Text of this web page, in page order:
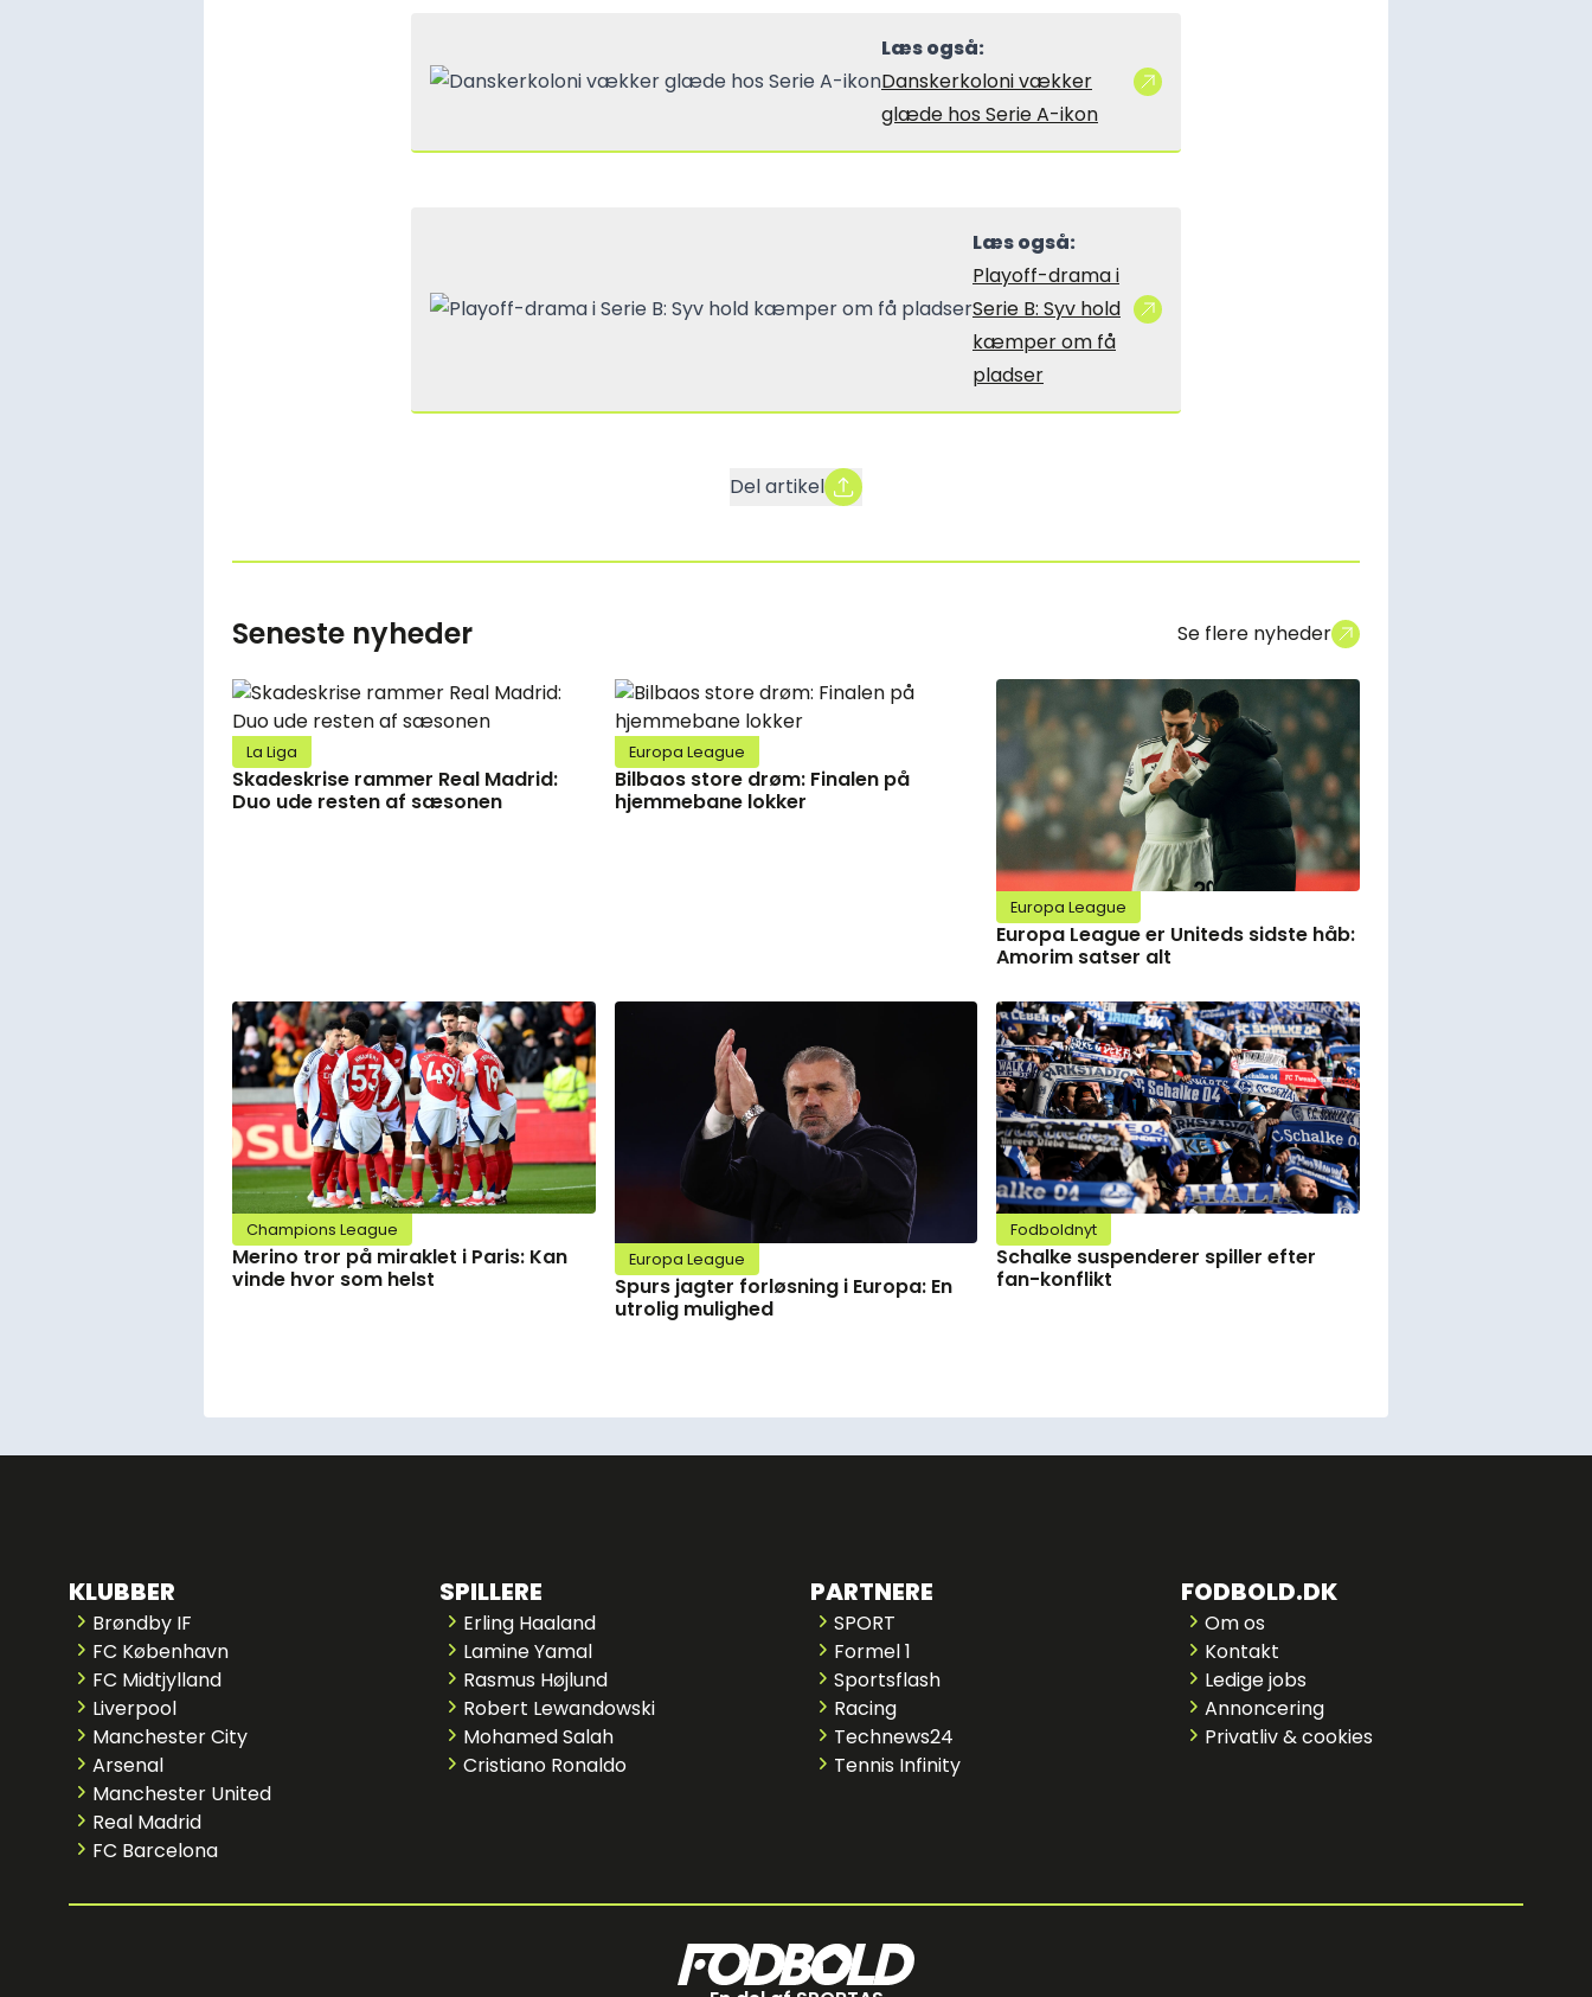
Læs også:
Danskerkoloni vækker
glæde hos Serie A-ikon
Læs også:
Playoff-drama i
Serie B: Syv hold
kæmper om få
pladser
Del artikel
Seneste nyheder Se flere nyheder
La Liga
Skadeskrise rammer Real Madrid:
Duo ude resten af sæsonen
Europa League
Bilbaos store drøm: Finalen på
hjemmebane lokker
Europa League
Europa League er Uniteds sidste håb:
Amorim satser alt
Champions League
Merino tror på miraklet i Paris: Kan
vinde hvor som helst
Europa League
Spurs jagter forløsning i Europa: En
utrolig mulighed
Fodboldnyt
Schalke suspenderer spiller efter
fan-konflikt
KLUBBER
Brøndby IF
FC København
FC Midtjylland
Liverpool
Manchester City
Arsenal
Manchester United
Real Madrid
FC Barcelona
SPILLERE
Erling Haaland
Lamine Yamal
Rasmus Højlund
Robert Lewandowski
Mohamed Salah
Cristiano Ronaldo
PARTNERE
SPORT
Formel 1
Sportsflash
Racing
Technews24
Tennis Infinity
FODBOLD.DK
Om os
Kontakt
Ledige jobs
Annoncering
Privatliv & cookies